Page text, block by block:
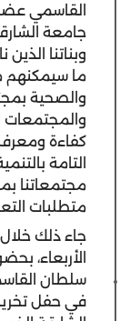
القاسمي
جامعة
وبناتنا
ما سيمكنهم
والصحية
والمجتمعات
كفاءة
التامة
مجتمعاتنا
متطلبات
جاء ذلك
الأربعاء،
سلطان
في حفل